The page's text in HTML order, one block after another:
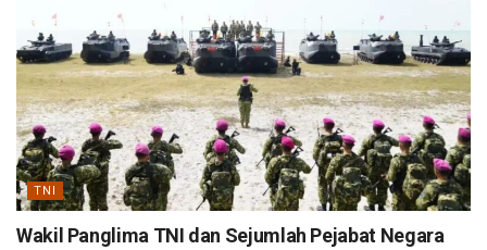
TNI
Wakil Panglima TNI dan Sejumlah Pejabat Negara